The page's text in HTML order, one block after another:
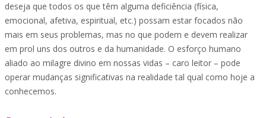
deseja que todos os que têm alguma deficiência (física,
emocional, afetiva, espiritual, etc.) possam estar focados não
mais em seus problemas, mas no que podem e devem realizar
em prol uns dos outros e da humanidade. O esforço humano
aliado ao milagre divino em nossas vidas – caro leitor – pode
operar mudanças significativas na realidade tal qual como hoje a
conhecemos.